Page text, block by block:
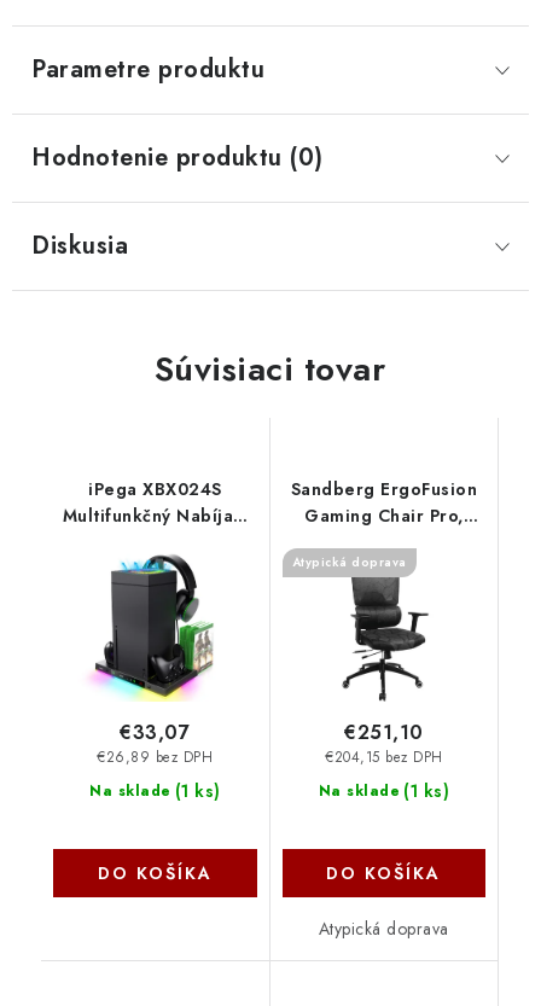
Parametre produktu
Hodnotenie produktu (0)
Diskusia
Súvisiaci tovar
iPega XBX024S
Multifunkčný Nabíjací
Chladením pre Xbox
6974363711207
NoName
Na sklade (1 ks)
€26,89 bez DPH
€33,07
DO KOŠÍKA
Sandberg ErgoFusion
Gaming Chair Pro,
čierne 640-96
NoName
Atypická doprava
Na sklade (1 ks)
€204,15 bez DPH
€251,10
DO KOŠÍKA
Atypická doprava